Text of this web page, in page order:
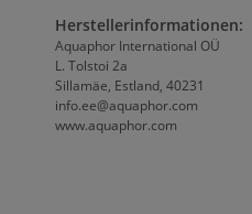
Herstellerinformationen:
Aquaphor International OÜ
L. Tolstoi 2a
Sillamäe, Estland, 40231
info.ee@aquaphor.com
www.aquaphor.com